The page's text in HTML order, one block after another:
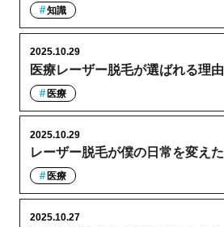
知識
医療レーザー脱毛が選ばれる理由
2025.10.29
医療
レーザー脱毛が僕の日常を変えた
2025.10.29
医療
2025.10.27